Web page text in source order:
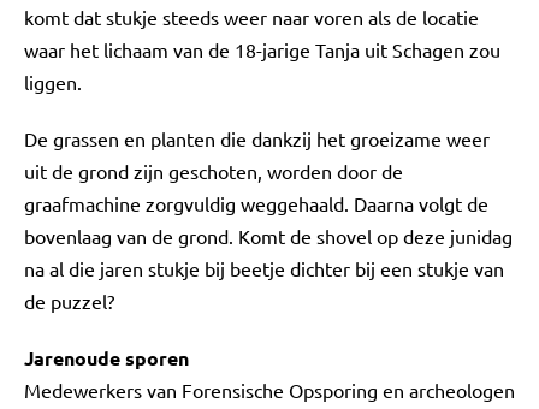
komt dat stukje steeds weer naar voren als de locatie
waar het lichaam van de 18-jarige Tanja uit Schagen zou
liggen.
De grassen en planten die dankzij het groeizame weer
uit de grond zijn geschoten, worden door de
graafmachine zorgvuldig weggehaald. Daarna volgt de
bovenlaag van de grond. Komt de shovel op deze junidag
na al die jaren stukje bij beetje dichter bij een stukje van
de puzzel?
Jarenoude sporen
Medewerkers van Forensische Opsporing en archeologen